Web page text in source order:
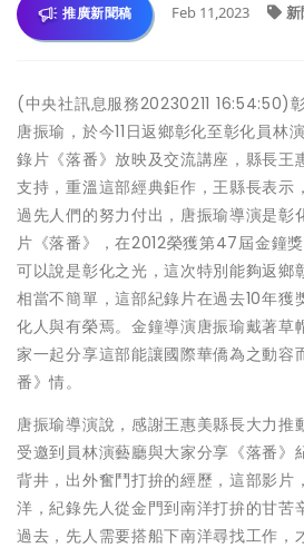
推廣新聞稿 Feb 11,2023
(中央社訊息服務20230211 16:54:50)
唐振瑜，於今11日返鄉彰化至彰化員林
錄片《落番》放映及交流講座，縣長王
支持，重溫這部經典鉅作，王縣長表
過先人們的努力付出，唐振瑜導演是彰
片《落番》，在2012榮獲第47屆金鐘
可以說是彰化之光，這次特別能夠返鄉
相當不簡單，這部紀錄片在過去10年獲
化人與有榮焉。金鐘導演唐振瑜戴著草
家一起分享這部能讓國際華僑為之動容
番》情。
唐振瑜導演說，感謝王惠美縣長大力推
受邀到員林演藝廳與大家分享《落番》
背井，出外奮鬥打拚的經歷，這部影片
洋，紀錄先人從金門到南洋打拚的甘苦
過去，先人需要搭船下南洋尋找工作，